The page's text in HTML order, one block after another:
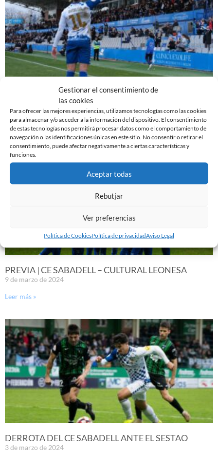
Gestionar el consentimiento de
las cookies
Para ofrecer las mejores experiencias, utilizamos tecnologías como las cookies
para almacenar y/o acceder a la información del dispositivo. El consentimiento
de estas tecnologías nos permitirá procesar datos como el comportamiento de
navegación o las identificaciones únicas en este sitio. No consentir o retirar el
consentimiento, puede afectar negativamente a ciertas características y
funciones.
Aceptar todas
Rebutjar
Ver preferencias
Política de CookiesPolítica de privacidadAviso Legal
EL SABADELL EMPATA ANTE LA CULTURAL EN LA
NOVA CREU ALTA
10 de marzo de 2024
Leer más »
PREVIA | CE SABADELL – CULTURAL LEONESA
9 de marzo de 2024
Leer más »
DERROTA DEL CE SABADELL ANTE EL SESTAO
3 de marzo de 2024